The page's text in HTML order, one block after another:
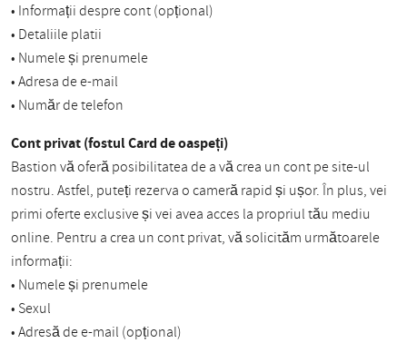
• Informații despre cont (opțional)
• Detaliile platii
• Numele și prenumele
• Adresa de e-mail
• Număr de telefon
Cont privat (fostul Card de oaspeți)
Bastion vă oferă posibilitatea de a vă crea un cont pe site-ul
nostru. Astfel, puteți rezerva o cameră rapid și ușor. În plus, vei
primi oferte exclusive și vei avea acces la propriul tău mediu
online. Pentru a crea un cont privat, vă solicităm următoarele
informații:
• Numele și prenumele
• Sexul
• Adresă de e-mail (opțional)